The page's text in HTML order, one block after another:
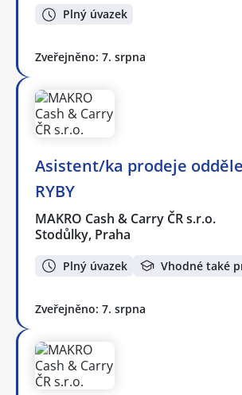
Plný úvazek
Zveřejněno: 7. srpna
Asistent/ka prodeje
RYBY
MAKRO Cash & Carry ČR s.r.o.
Stodůlky, Praha
Plný úvazek Vhodné také
Zveřejněno: 7. srpna